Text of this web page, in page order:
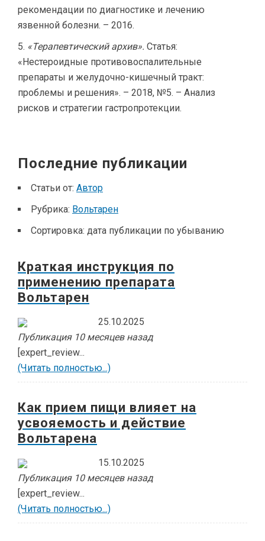
рекомендации по диагностике и лечению
язвенной болезни. – 2016.
«Терапевтический архив». Статья:
«Нестероидные противовоспалительные
препараты и желудочно-кишечный тракт:
проблемы и решения». – 2018, №5. – Анализ
рисков и стратегии гастропротекции.
Последние публикации
Статьи от: Автор
Рубрика: Вольтарен
Сортировка: дата публикации по убыванию
Краткая инструкция по
применению препарата
Вольтарен
25.10.2025
Публикация 10 месяцев назад
[expert_review...
(Читать полностью...)
Как прием пищи влияет на
усвояемость и действие
Вольтарена
15.10.2025
Публикация 10 месяцев назад
[expert_review...
(Читать полностью...)